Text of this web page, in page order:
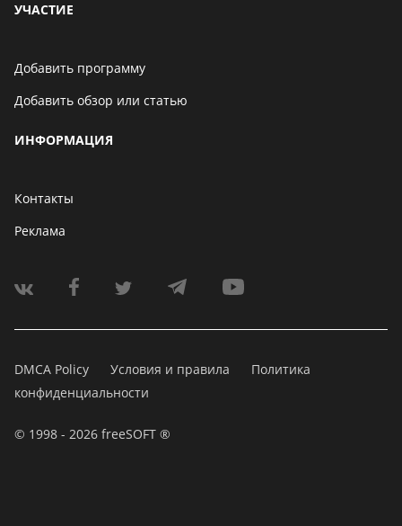
УЧАСТИЕ
Добавить программу
Добавить обзор или статью
ИНФОРМАЦИЯ
Контакты
Реклама
DMCA Policy Условия и правила
Политика
конфиденциальности
© 1998 - 2026 freeSOFT ®